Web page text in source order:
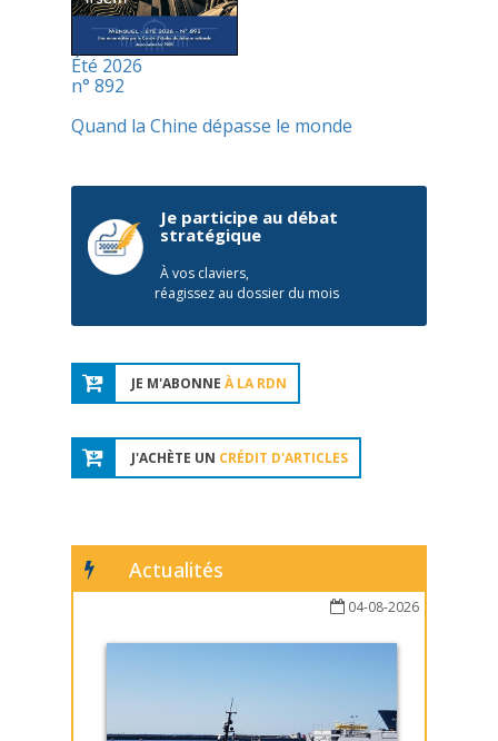
Été 2026
n° 892
Quand la Chine dépasse le monde
Je participe au débat
stratégique
À vos claviers,
réagissez au dossier du mois
JE M'ABONNE À LA RDN
J'ACHÈTE UN CRÉDIT D'ARTICLES
Actualités
04-08-2026